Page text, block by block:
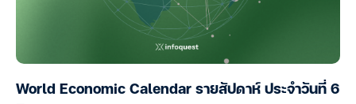
World Economic Calendar รายสัปดาห์ ประจำวันที่ 6